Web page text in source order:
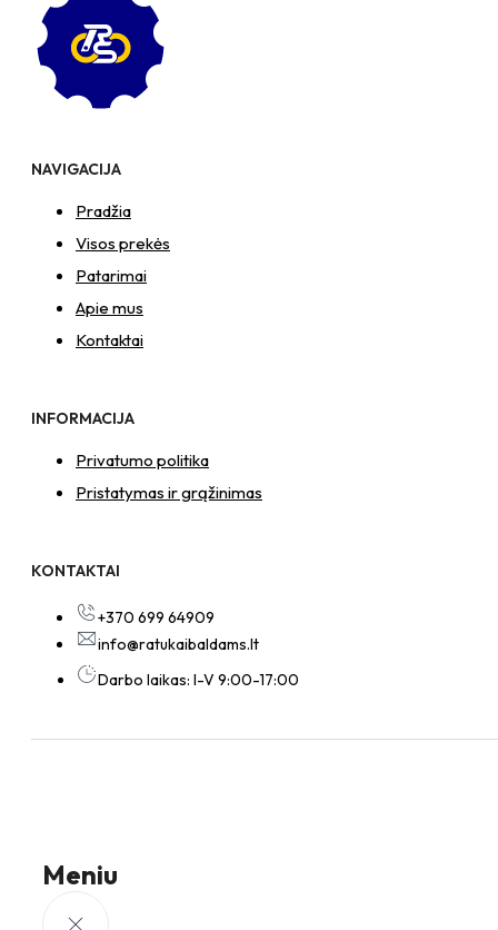
NAVIGACIJA
Pradžia
Visos prekės
Patarimai
Apie mus
Kontaktai
INFORMACIJA
Privatumo politika
Pristatymas ir grąžinimas
KONTAKTAI
+370 699 64909
info@ratukaibaldams.lt
Darbo laikas: I-V 9:00-17:00
Meniu